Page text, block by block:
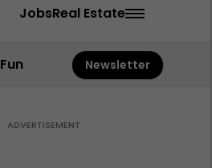
JobsReal Estate
Fun Newsletter